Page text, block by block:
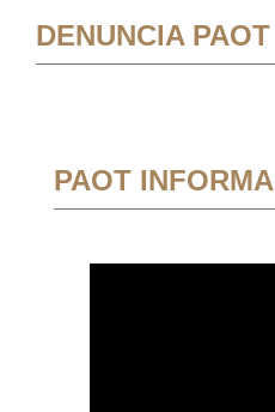
DENUNCIA PAOT
PAOT INFORMA